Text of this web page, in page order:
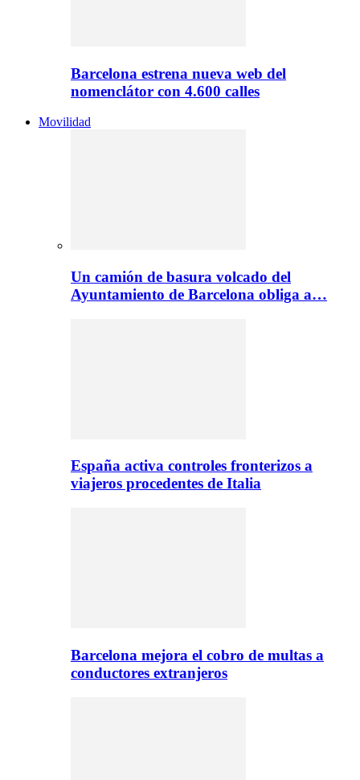
Barcelona estrena nueva web del
nomenclátor con 4.600 calles
Movilidad
Un camión de basura volcado del
Ayuntamiento de Barcelona obliga a…
España activa controles fronterizos a
viajeros procedentes de Italia
Barcelona mejora el cobro de multas a
conductores extranjeros